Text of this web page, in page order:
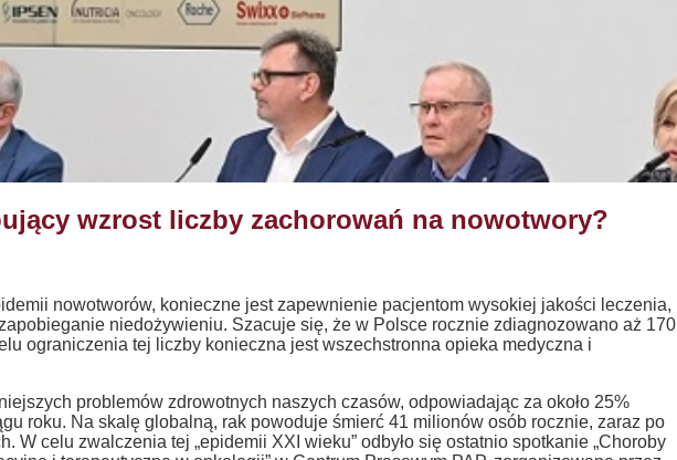
wzrost liczby zachorowań na nowotwory?
nowotworów, konieczne jest zapewnienie pacjentom wysokiej jakości leczenia,
niedożywieniu. Szacuje się, że w Polsce rocznie zdiagnozowano aż 170
ograniczenia tej liczby konieczna jest wszechstronna opieka medyczna i
problemów zdrowotnych naszych czasów, odpowiadając za około 25%
roku. Na skalę globalną, rak powoduje śmierć 41 milionów osób rocznie, zaraz po
W celu zwalczenia tej „epidemii XXI wieku” odbyło się ostatnio spotkanie „Choroby